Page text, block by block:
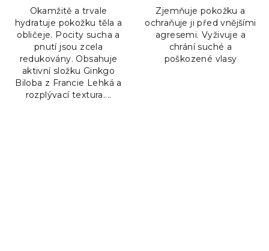
z
5
hvězdiček.
Okamžitě a trvale
hydratuje pokožku těla a
obličeje. Pocity sucha a
pnutí jsou zcela
redukovány. Obsahuje
aktivní složku Ginkgo
Biloba z Francie Lehká a
rozplývací textura....
Zjemňuje pokožku a
ochraňuje ji před vnějšími
agresemi. Vyživuje a
chrání suché a
poškozené vlasy